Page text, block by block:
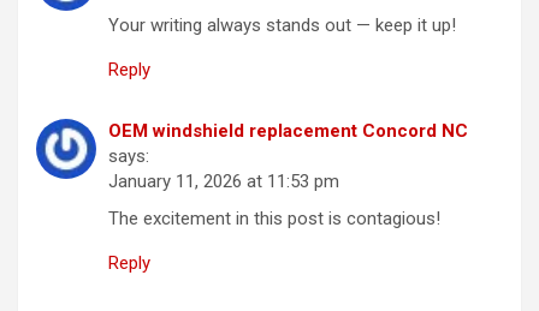
Your writing always stands out — keep it up!
Reply
OEM windshield replacement Concord NC
says:
January 11, 2026 at 11:53 pm
The excitement in this post is contagious!
Reply